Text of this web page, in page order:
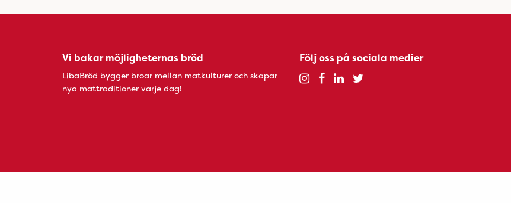
Vi bakar möjligheternas bröd
LibaBröd bygger broar mellan matkulturer och skapar
nya mattraditioner varje dag!
Följ oss på sociala medier